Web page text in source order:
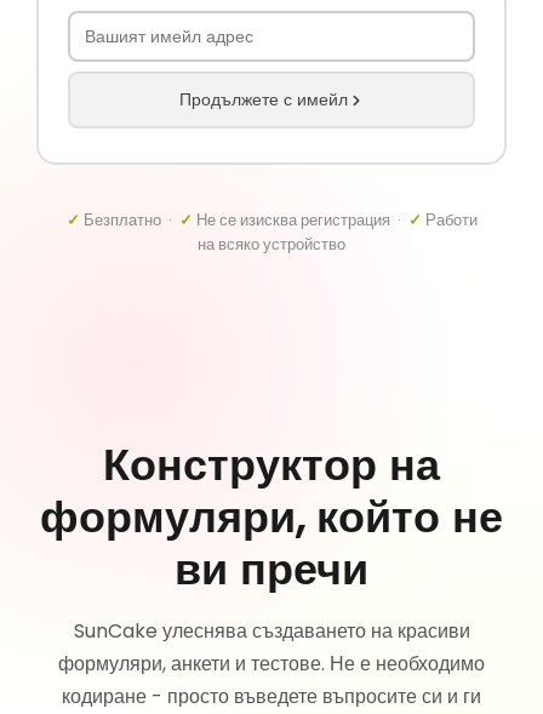
Продължете с имейл
✓ Безплатно · ✓ Не се изисква регистрация · ✓ Работи
на всяко устройство
Конструктор на
формуляри, който не
ви пречи
SunCake улеснява създаването на красиви
формуляри, анкети и тестове. Не е необходимо
кодиране - просто въведете въпросите си и ги